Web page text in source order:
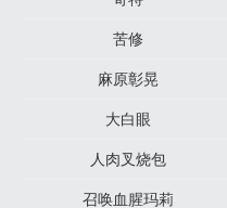
苦修
麻原彰晃
大白眼
人肉叉烧包
召唤血腥玛莉